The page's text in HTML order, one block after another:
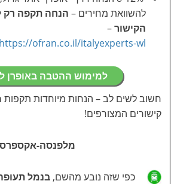
להשוואת מחירים – הנחה תקפה רק
הקישור–
https://ofran.co.il/italyexperts-wl
למימוש ההטבה באופרן
חשוב לשים לב – הנחות מיוחדות
קישורים המצורפים!
מלפנסה-אקספרס
כפי שזה נובע מהשם, בנמל